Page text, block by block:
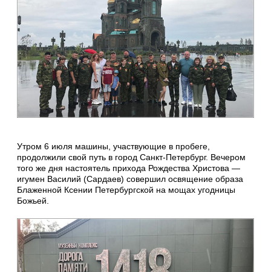
Утром 6 июля машины, участвующие в пробеге,
продолжили свой путь в город Санкт-Петербург. Вечером
того же дня настоятель прихода Рождества Христова —
игумен Василий (Сардаев) совершил освящение образа
Блаженной Ксении Петербургской на мощах угодницы
Божьей.